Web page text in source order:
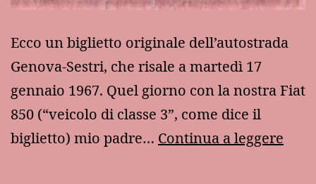
Ecco un biglietto originale dell’autostrada
Genova-Sestri, che risale a martedì 17
gennaio 1967. Quel giorno con la nostra Fiat
850 (“veicolo di classe 3”, come dice il
biglietto) mio padre… Continua a leggere